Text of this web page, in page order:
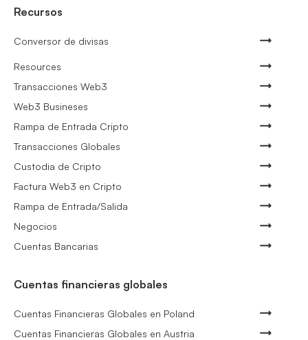
Recursos
Conversor de divisas
Resources
Transacciones Web3
Web3 Busineses
Rampa de Entrada Cripto
Transacciones Globales
Custodia de Cripto
Factura Web3 en Cripto
Rampa de Entrada/Salida
Negocios
Cuentas Bancarias
Cuentas financieras globales
Cuentas Financieras Globales en Poland
Cuentas Financieras Globales en Austria